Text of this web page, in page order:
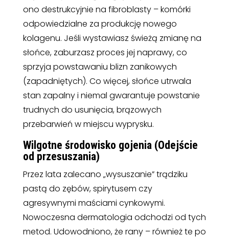
ono destrukcyjnie na fibroblasty – komórki
odpowiedzialne za produkcję nowego
kolagenu. Jeśli wystawiasz świeżą zmianę na
słońce, zaburzasz proces jej naprawy, co
sprzyja powstawaniu blizn zanikowych
(zapadniętych). Co więcej, słońce utrwala
stan zapalny i niemal gwarantuje powstanie
trudnych do usunięcia, brązowych
przebarwień w miejscu wyprysku.
Wilgotne środowisko gojenia (Odejście
od przesuszania)
Przez lata zalecano „wysuszanie” trądziku
pastą do zębów, spirytusem czy
agresywnymi maściami cynkowymi.
Nowoczesna dermatologia odchodzi od tych
metod. Udowodniono, że rany – również te po